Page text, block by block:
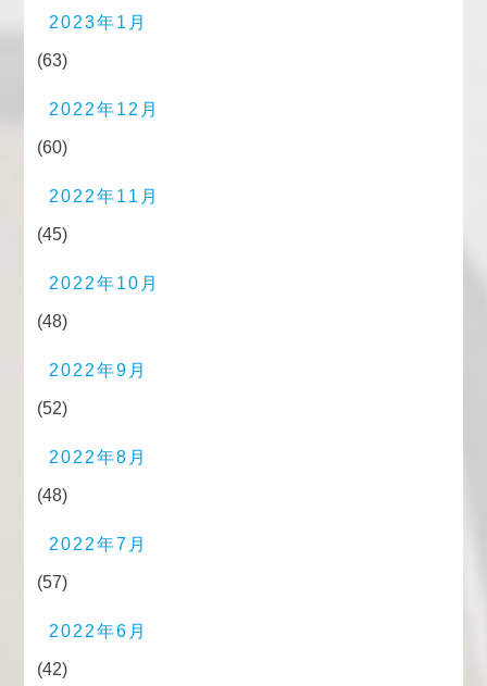
2023年1月
(63)
2022年12月
(60)
2022年11月
(45)
2022年10月
(48)
2022年9月
(52)
2022年8月
(48)
2022年7月
(57)
2022年6月
(42)